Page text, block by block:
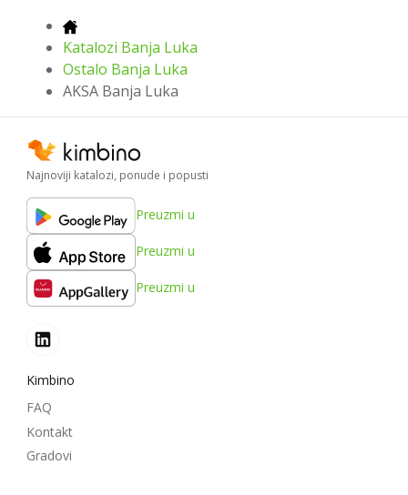
Katalozi Banja Luka
Ostalo Banja Luka
AKSA Banja Luka
Najnoviji katalozi, ponude i popusti
Preuzmi u
Preuzmi u
Preuzmi u
Kimbino
FAQ
Kontakt
Gradovi